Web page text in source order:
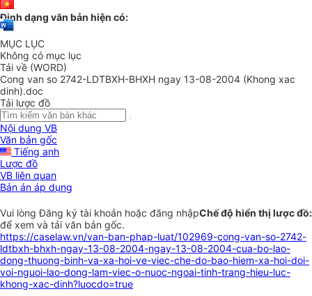
Định dạng văn bản hiện có:
MỤC LỤC
Không có mục lục
Tải về (WORD)
Cong van so 2742-LDTBXH-BHXH ngay 13-08-2004 (Khong xac
dinh).doc
Tải lược đồ
Nội dung VB
Văn bản gốc
Tiếng anh
Lược đồ
VB liên quan
Bản án áp dụng
Chế độ hiển thị lược đồ:
Vui lòngĐăng ký tài khoản hoặc đăng nhập
để xem và tải văn bản gốc.
https://caselaw.vn/van-ban-phap-luat/102969-cong-van-so-2742-
ldtbxh-bhxh-ngay-13-08-2004-ngay-13-08-2004-cua-bo-lao-
dong-thuong-binh-va-xa-hoi-ve-viec-che-do-bao-hiem-xa-hoi-doi-
voi-nguoi-lao-dong-lam-viec-o-nuoc-ngoai-tinh-trang-hieu-luc-
khong-xac-dinh?luocdo=true